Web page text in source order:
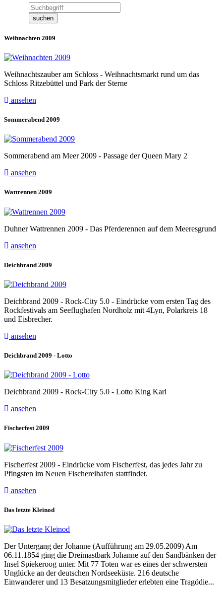
Weihnachten 2009
Weihnachtszauber am Schloss - Weihnachtsmarkt rund um das
Schloss Ritzebüttel und Park der Sterne
ansehen
Sommerabend 2009
Sommerabend am Meer 2009 - Passage der Queen Mary 2
ansehen
Wattrennen 2009
Duhner Wattrennen 2009 - Das Pferderennen auf dem Meeresgrund
ansehen
Deichbrand 2009
Deichbrand 2009 - Rock-City 5.0 - Eindrücke vom ersten Tag des
Rockfestivals am Seeflughafen Nordholz mit 4Lyn, Polarkreis 18
und Eisbrecher.
ansehen
Deichbrand 2009 - Lotto
Deichbrand 2009 - Rock-City 5.0 - Lotto King Karl
ansehen
Fischerfest 2009
Fischerfest 2009 - Eindrücke vom Fischerfest, das jedes Jahr zu
Pfingsten im Neuen Fischereihafen stattfindet.
ansehen
Das letzte Kleinod
Der Untergang der Johanne (Aufführung am 29.05.2009) Am
06.11.1854 ging die Dreimastbark Johanne auf den Sandbänken der
Insel Spiekeroog unter. Mit 77 Toten war es eines der schwersten
Unglücke an der deutschen Nordseeküste. 216 deutsche
Einwanderer und 13 Besatzungsmitglieder erlebten eine Tragödie...